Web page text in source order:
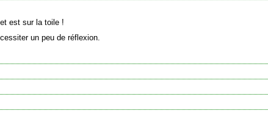
est sur la toile !
un peu de réflexion.